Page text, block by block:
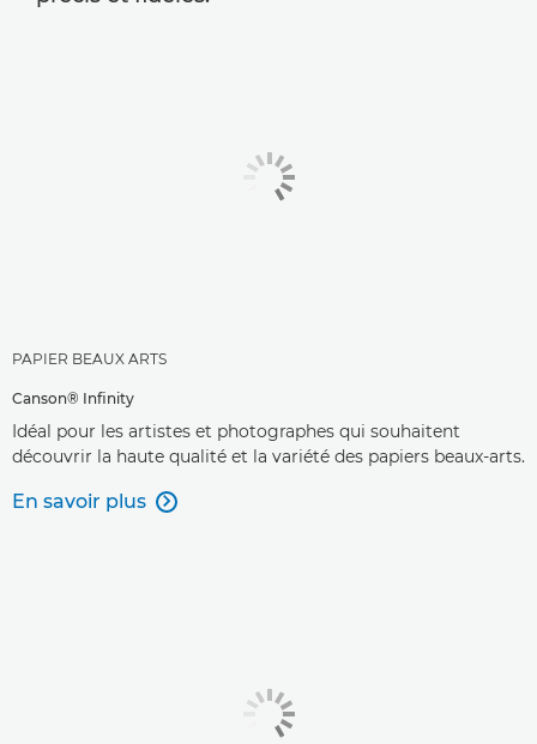
PAPIER BEAUX ARTS
Canson® Infinity
Idéal pour les artistes et photographes qui souhaitent
découvrir la haute qualité et la variété des papiers beaux-arts.
En savoir plus 